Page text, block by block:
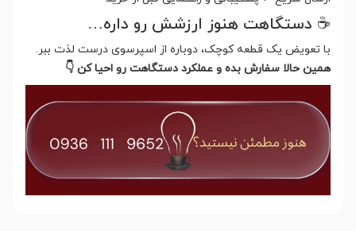
☕ دستگاهت هنوز ارزشش رو داره…
با تعویض یک قطعه کوچک، دوباره از اسپرسوی درست لذت ببر.
همین حالا سفارش بده و عملکرد دستگاهت رو احیا کن 👇